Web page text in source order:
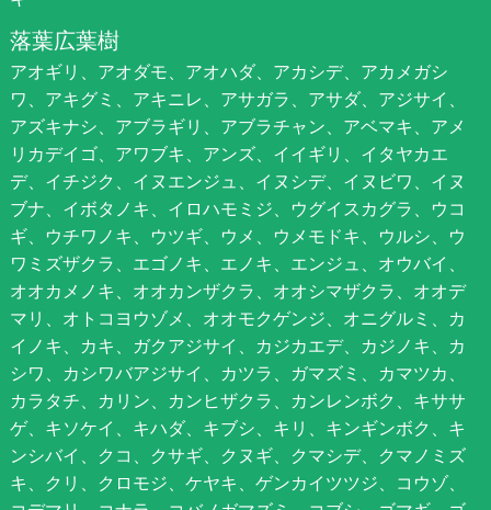
落葉広葉樹
アオギリ、アオダモ、アオハダ、アカシデ、アカメガシ
ワ、アキグミ、アキニレ、アサガラ、アサダ、アジサイ、
アズキナシ、アブラギリ、アブラチャン、アベマキ、アメ
リカデイゴ、アワブキ、アンズ、イイギリ、イタヤカエ
デ、イチジク、イヌエンジュ、イヌシデ、イヌビワ、イヌ
ブナ、イボタノキ、イロハモミジ、ウグイスカグラ、ウコ
ギ、ウチワノキ、ウツギ、ウメ、ウメモドキ、ウルシ、ウ
ワミズザクラ、エゴノキ、エノキ、エンジュ、オウバイ、
オオカメノキ、オオカンザクラ、オオシマザクラ、オオデ
マリ、オトコヨウゾメ、オオモクゲンジ、オニグルミ、カ
イノキ、カキ、ガクアジサイ、カジカエデ、カジノキ、カ
シワ、カシワバアジサイ、カツラ、ガマズミ、カマツカ、
カラタチ、カリン、カンヒザクラ、カンレンボク、キササ
ゲ、キソケイ、キハダ、キブシ、キリ、キンギンボク、キ
ンシバイ、クコ、クサギ、クヌギ、クマシデ、クマノミズ
キ、クリ、クロモジ、ケヤキ、ゲンカイツツジ、コウゾ、